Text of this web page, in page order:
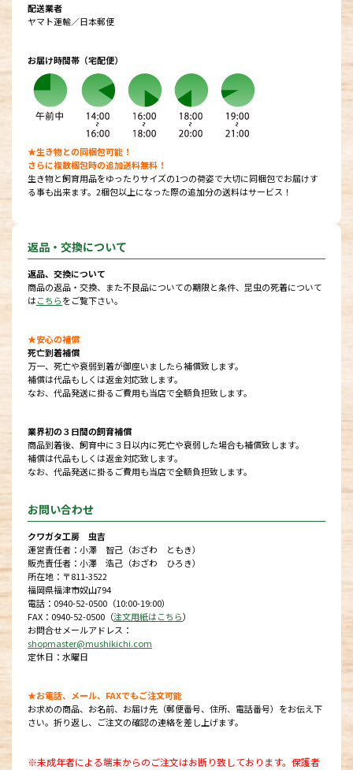
配送業者
ヤマト運輸／日本郵便
お届け時間帯（宅配便）
★生き物との同梱包可能！
さらに複数梱包時の追加送料無料！
生き物と飼育用品をゆったりサイズの1つの荷姿で大切に同梱包でお届けす
る事も出来ます。2梱包以上になった際の追加分の送料はサービス！
返品・交換について
返品、交換について
商品の返品・交換、また不良品についての期限と条件、昆虫の死着について
はこちらをご覧下さい。
★安心の補償
死亡到着補償
万一、死亡や衰弱到着が御座いましたら補償致します。
補償は代品もしくは返金対応致します。
なお、代品発送に掛るご費用も当店で全額負担致します。
業界初の３日間の飼育補償
商品到着後、飼育中に３日以内に死亡や衰弱した場合も補償致します。
補償は代品もしくは返金対応致します。
なお、代品発送に掛るご費用も当店で全額負担致します。
お問い合わせ
クワガタ工房 虫吉
運営責任者：小澤 智己（おざわ ともき）
販売責任者：小澤 浩己（おざわ ひろき）
所在地：〒811-3522
福岡県福津市奴山794
電話：0940-52-0500（10:00-19:00）
FAX：0940-52-0500（注文用紙はこちら）
お問合せメールアドレス：
shopmaster@mushikichi.com
定休日：水曜日
★お電話、メール、FAXでもご注文可能
お求めの商品、お名前、お届け先（郵便番号、住所、電話番号）をお伝え下
さい。折り返し、ご注文の確認の連絡を差し上げます。
※未成年者による端末からのご注文はお断り致しております。保護者